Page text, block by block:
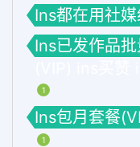
Ins都在用社
Ins已发作品
1
Ins包月套餐
1